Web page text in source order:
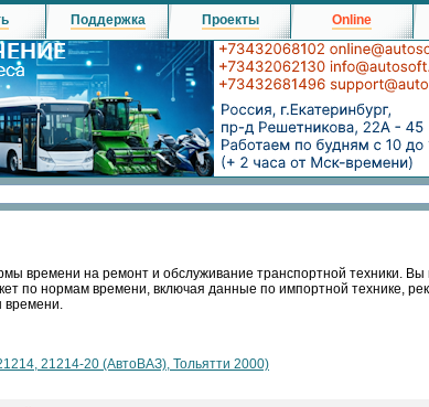
Поддержка Проекты Online
времени на ремонт и обслуживание транспортной техники.
по нормам времени, включая данные по импортной технике,
времени.
21214-20 (АвтоВАЗ), Тольятти 2000)